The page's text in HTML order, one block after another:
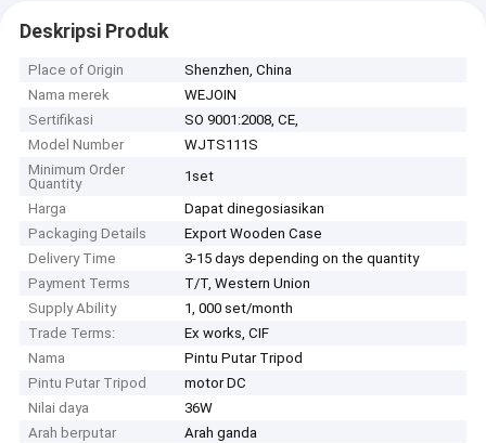
Deskripsi Produk
Place of Origin
Shenzhen, China
Nama merek
WEJOIN
Sertifikasi
SO 9001:2008, CE,
Model Number
WJTS111S
Minimum Order
Quantity
1set
Harga
Dapat dinegosiasikan
Packaging Details
Export Wooden Case
Delivery Time
3-15 days depending on the quantity
Payment Terms
T/T, Western Union
Supply Ability
1, 000 set/month
Trade Terms:
Ex works, CIF
Nama
Pintu Putar Tripod
Pintu Putar Tripod
motor DC
Nilai daya
36W
Arah berputar
Arah ganda